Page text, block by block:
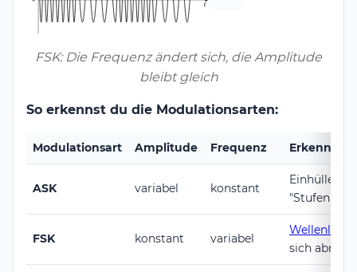
FSK: Die Frequenz ändert sich, die Amplitude
bleibt gleich
So erkennst du die Modulationsarten:
Modulationsart Amplitude Frequenz
ASK variabel konstant
"Stufen"
FSK konstant variabel
sich abrupt